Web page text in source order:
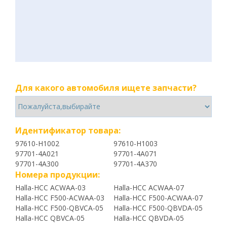
Для какого автомобиля ищете запчасти?
Идентификатор товара:
97610-H1002
97610-H1003
97701-4A021
97701-4A071
97701-4A300
97701-4A370
Номера продукции:
Halla-HCC ACWAA-03
Halla-HCC ACWAA-07
Halla-HCC F500-ACWAA-03
Halla-HCC F500-ACWAA-07
Halla-HCC F500-QBVCA-05
Halla-HCC F500-QBVDA-05
Halla-HCC QBVCA-05
Halla-HCC QBVDA-05